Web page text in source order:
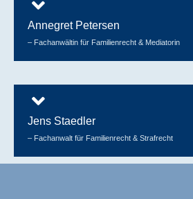
Annegret Petersen
– Fachanwältin für Familienrecht & Mediatorin
Jens Staedler
– Fachanwalt für Familienrecht & Strafrecht